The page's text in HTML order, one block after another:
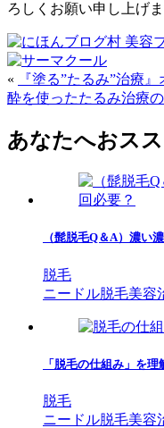
ろしくお願い申し上げま
« 『塗る”たるみ”治療
酔を使ったたるみ治療
あなたへおス
（髭脱毛Q＆A）濃い
脱毛
ニードル脱毛美容
「脱毛の仕組み」を
脱毛
ニードル脱毛美容